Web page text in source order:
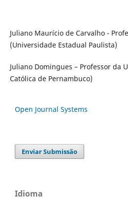
Juliano Maurício de Carvalho -
(Universidade Estadual Paulista)
Juliano Domingues – Professor da
Católica de Pernambuco)
Open Journal Systems
Enviar Submissão
Idioma